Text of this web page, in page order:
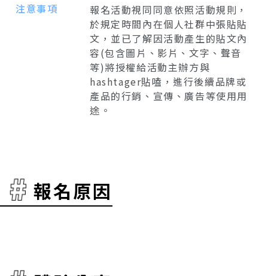
注意事項
報名活動視同同意依照活動規則，
於規定時間內在個人社群中張貼貼
文，並已了解因活動產生的貼文內
容(包含圖片、影片、文字、聲音
等)將授權給活動主辦方與
hashtager貼嗑，進行後續品牌或
產品的行銷、宣傳、廣告等使用用
途。
報名原因